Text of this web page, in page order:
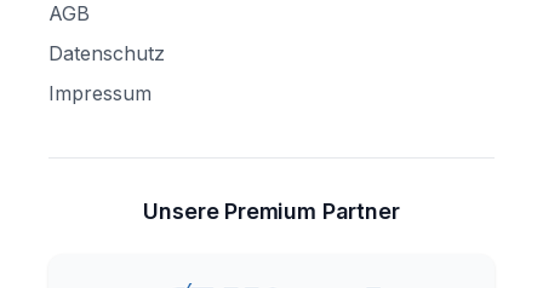
AGB
Datenschutz
Impressum
Unsere Premium Partner